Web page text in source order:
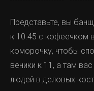
Представьте, вы
к 10.45 с кофеечком
коморочку, чтобы
веники к 11, а там
людей в деловых